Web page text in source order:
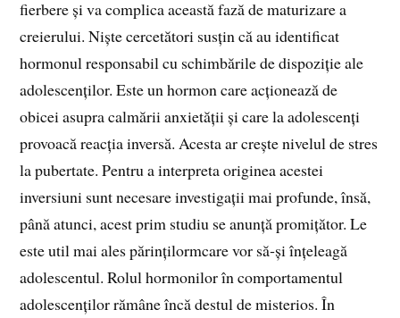
fierbere și va complica această fază de maturizare a
creierului. Niște cercetători susțin că au identificat
hormonul responsabil cu schimbările de dispoziție ale
adolescenților. Este un hormon care acționează de
obicei asupra calmării anxietății și care la adolescenți
provoacă reacția inversă. Acesta ar crește nivelul de stres
la pubertate. Pentru a interpreta originea acestei
inversiuni sunt necesare investigații mai profunde, însă,
până atunci, acest prim studiu se anunță promițător. Le
este util mai ales părințilormcare vor să‑și înțeleagă
adolescentul. Rolul hormonilor în comportamentul
adolescenților rămâne încă destul de misterios. În